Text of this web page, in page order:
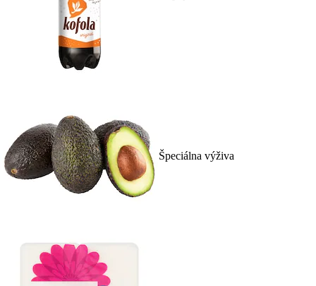
Špeciálna výživa